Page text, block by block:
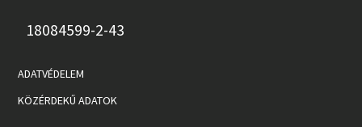
18084599-2-43
ADATVÉDELEM
KÖZÉRDEKŰ ADATOK